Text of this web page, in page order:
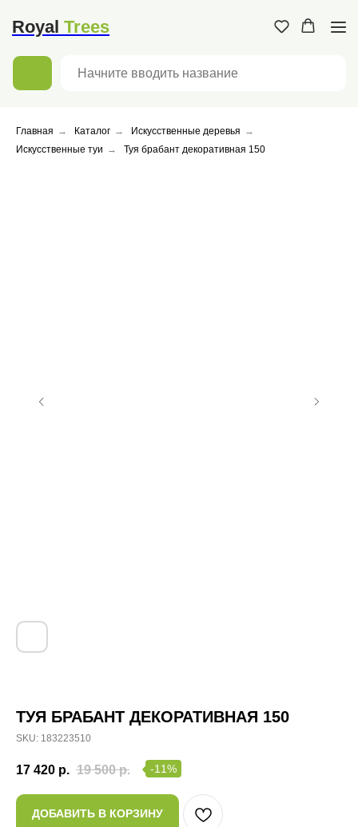
Коминтерна, 13/1
Royal Trees
Главная → Каталог → Искусственные деревья →
Искусственные туи → Туя брабант декоративная 150
ТУЯ БРАБАНТ ДЕКОРАТИВНАЯ 150
SKU: 183223510
17 420 р. 19 500 р. -11%
ДОБАВИТЬ В КОРЗИНУ